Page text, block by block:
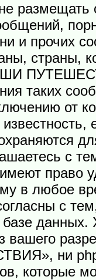
и прочих
страны,
таких
от
с
право
в любое
с
базе
вашего
ни
которые